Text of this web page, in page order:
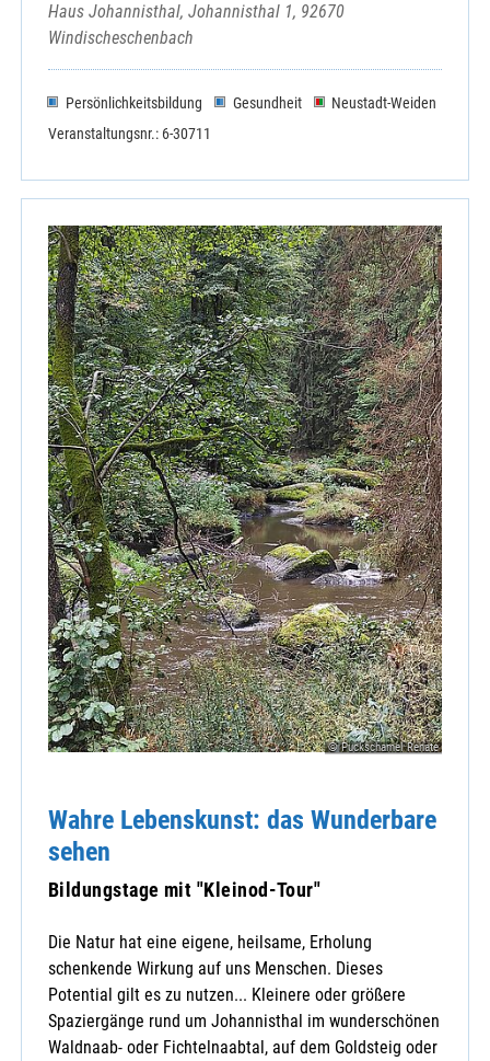
Haus Johannisthal, Johannisthal 1, 92670
Windischeschenbach
Persönlichkeitsbildung Gesundheit
Neustadt-Weiden
Veranstaltungsnr.: 6-30711
© Puckschamel Renate
Wahre Lebenskunst: das Wunderbare
sehen
Bildungstage mit "Kleinod-Tour"
Die Natur hat eine eigene, heilsame, Erholung
schenkende Wirkung auf uns Menschen. Dieses
Potential gilt es zu nutzen... Kleinere oder größere
Spaziergänge rund um Johannisthal im wunderschönen
Waldnaab- oder Fichtelnaabtal, auf dem Goldsteig oder